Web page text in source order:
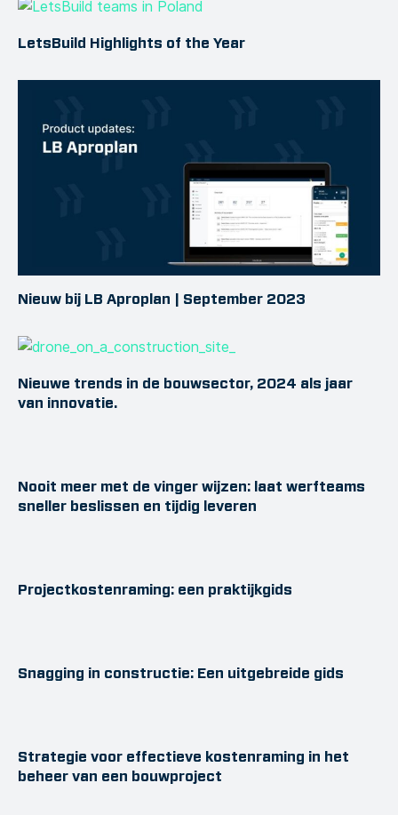
LetsBuild Highlights of the Year
Nieuw bij LB Aproplan | September 2023
Nieuwe trends in de bouwsector, 2024 als jaar
van innovatie.
Nooit meer met de vinger wijzen: laat werfteams
sneller beslissen en tijdig leveren
Projectkostenraming: een praktijkgids
Snagging in constructie: Een uitgebreide gids
Strategie voor effectieve kostenraming in het
beheer van een bouwproject